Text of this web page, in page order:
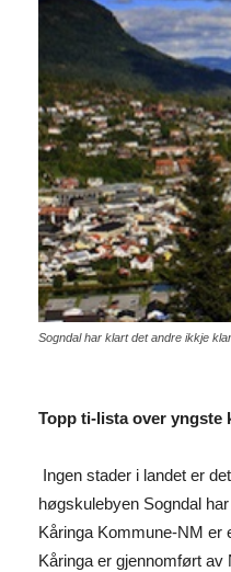
Sogndal har klart det andre ikkje
Topp ti-lista over yngste
Ingen stader i landet er
høgskulebyen Sogndal
Kåringa Kommune-NM er
Kåringa er gjennomført